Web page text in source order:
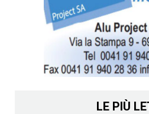
LE PIÙ